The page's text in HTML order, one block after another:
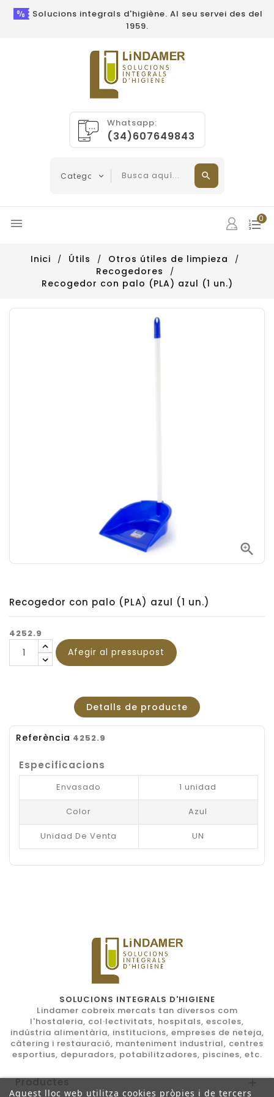
Solucions integrals d'higiène. Al seu servei des del
1959.
Whatsapp:
(34)607649843
 0
Inici Útils
Otros útiles de limpieza
Recogedores
Recogedor con palo (PLA) azul (1 un.)

Recogedor con palo (PLA) azul (1 un.)
4252.9
Afegir al pressupost
Detalls de producte
Referència 4252.9
Especificacions
Envasado 1 unidad
Color Azul
Unidad De Venta UN
SOLUCIONS INTEGRALS D'HIGIENE
Lindamer cobreix mercats tan diversos com
l'hostaleria, col·lectivitats, hospitals, escoles,
indústria alimentària, institucions, empreses de neteja,
càtering i restauració, manteniment industrial, centres
esportius, depuradors, potabilitzadores, piscines, etc.
Productes
Aquest lloc web utilitza cookies pròpies i de tercers